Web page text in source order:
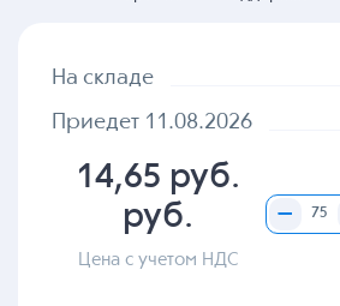
На складе
Приедет 11.08.2026
14,65 руб.
руб.
Цена с учетом НДС